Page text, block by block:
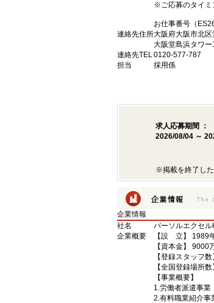
※ご応募のタイミ
お仕事番号（
連絡先住所大阪府大阪市北
大阪堂島浜タワー
連絡先TEL0120-577-787
担当
採用係
求人応募期間 ：
2026/08/04 ～
※掲載を終了した
企業情報
社名
パーソルエクセ
企業概要
【設 立】 1989
【資本金】 9000
【登録スタッフ
【全国登録場所
【事業概要】
1.労働者派遣事業
2.有料職業紹介事